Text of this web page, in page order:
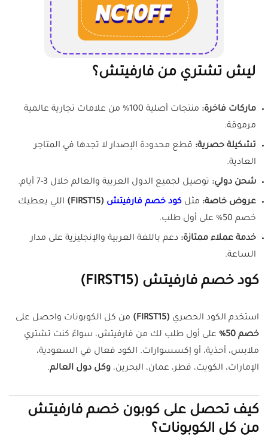
ليش تشتري من فارفيتش؟
ماركات فاخرة:
منتجات أصلية 100% من علامات تجارية عالمية
مرموقة.
تشكيلة حصرية: قطع محدودة الإصدار لا تجدها في المتاجر
العادية.
شحن دولي: توصيل لجميع الدول العربية والعالم خلال 3-7 أيام.
عروض خاصة: مثل كود خصم فارفيتش (FIRST15)
اللي يعطيك
خصم 50% على أول طلب.
خدمة عملاء ممتازة: دعم باللغة العربية والإنجليزية على مدار
الساعة.
كود خصم فارفيتش (FIRST15)
استخدم الكود الحصري (FIRST15)
من كل الكوبونات واحصل على
خصم 50%
على أول طلب لك من فارفيتش، سواءً كنت تشتري
ملابس، أحذية، أو إكسسوارات. الكود فعال في السعودية،
الإمارات، الكويت، قطر، عمان، البحرين، وكل دول العالم.
كيف تحصل على كوبون خصم فارفيتش
من كل الكوبونات؟